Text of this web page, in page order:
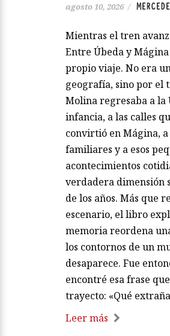
agosto 10, 2026 /
Mientras el tren
Entre Úbeda y
propio viaje. No era
geografía, sino por el
Molina regresaba a la
infancia, a las calles
convirtió en Mágina, a
familiares y a esos
acontecimientos
verdadera dimensión
de los años. Más que
escenario, el libro
memoria reordena
los contornos de un
desaparece. Fue
encontré esa frase
trayecto: «Qué
Leer más